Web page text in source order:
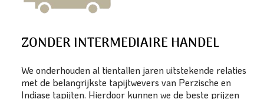
ZONDER INTERMEDIAIRE HANDEL
We onderhouden al tientallen jaren uitstekende relaties
met de belangrijkste tapijtwevers van Perzische en
Indiase tapijten. Hierdoor kunnen we de beste prijzen